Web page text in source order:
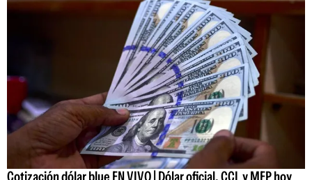
Cotización dólar blue EN VIVO | Dólar oficial, CCL y MEP hoy